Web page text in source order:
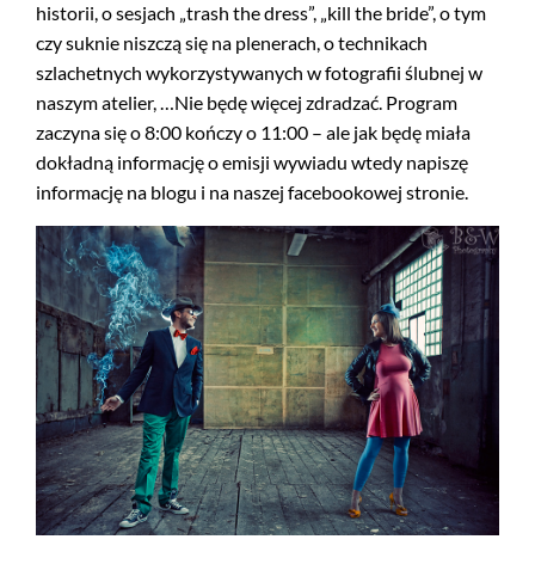
historii, o sesjach „trash the dress”, „kill the bride”, o tym
czy suknie niszczą się na plenerach, o technikach
szlachetnych wykorzystywanych w fotografii ślubnej w
naszym atelier, …Nie będę więcej zdradzać. Program
zaczyna się o 8:00 kończy o 11:00 – ale jak będę miała
dokładną informację o emisji wywiadu wtedy napiszę
informację na blogu i na naszej facebookowej stronie.